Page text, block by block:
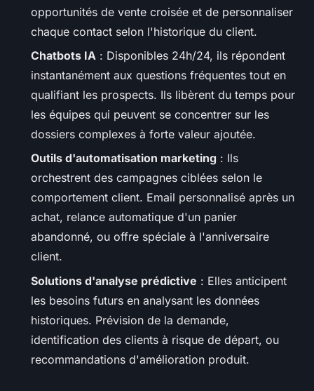
opportunités de vente croisée et de personnaliser
chaque contact selon l'historique du client.
Chatbots IA : Disponibles 24h/24, ils répondent
instantanément aux questions fréquentes tout en
qualifiant les prospects. Ils libèrent du temps pour
les équipes qui peuvent se concentrer sur les
dossiers complexes à forte valeur ajoutée.
Outils d'automatisation marketing : Ils
orchestrent des campagnes ciblées selon le
comportement client. Email personnalisé après un
achat, relance automatique d'un panier
abandonné, ou offre spéciale à l'anniversaire
client.
Solutions d'analyse prédictive : Elles anticipent
les besoins futurs en analysant les données
historiques. Prévision de la demande,
identification des clients à risque de départ, ou
recommandations d'amélioration produit.